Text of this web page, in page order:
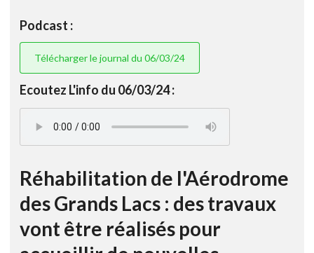
Podcast :
Télécharger le journal du 06/03/24
Ecoutez L'info du 06/03/24 :
Réhabilitation de l'Aérodrome
des Grands Lacs : des travaux
vont être réalisés pour